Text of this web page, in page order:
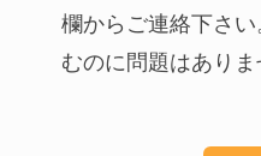
欄からご連絡下さ
むのに問題はあり